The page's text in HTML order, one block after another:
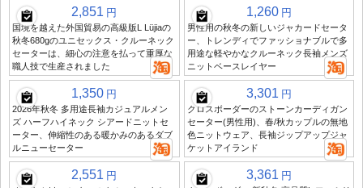
2,851 円
国境を越えた外国貿易の高級版L Lüjiaの
秋冬680gのユニセックス・クルーネック
セーターは、細心の注意を払って重厚な
職人技で生産されました
1,260 円
男性用の秋冬の新しいジャカードセータ
ー、トレンディでファッショナブルで多
用途な軽やかなクルーネック長袖メンズ
ニットベースレイヤー
1,350 円
2026年秋冬 多用途長袖カジュアルメン
ズ ハーフハイネック シアードニットセ
ーター、伸縮性のある暖かみのあるダブ
ルニューセーター
3,301 円
クロスボーダーのストーンカーディガン
セーター(男性用)、春/秋カップルの無地
色ニットウェア、長袖ジップアップジャ
ケットアイランド
2,551 円 3,361 円